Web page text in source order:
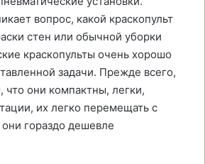
вопрос, какой краскопульт
стен или обычной уборки
краскопульты очень хорошо
задачи. Прежде всего,
что они компактны, легки,
их легко перемещать с
гораздо дешевле